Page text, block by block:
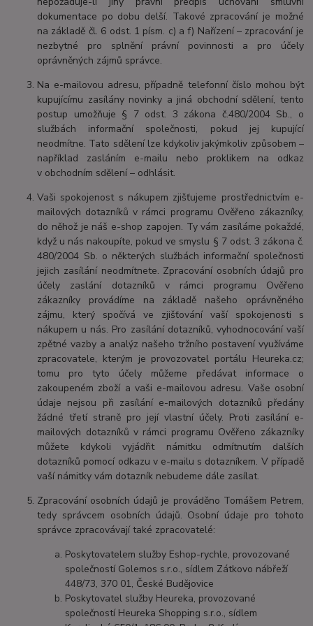
dokumentace po dobu delší. Takové zpracování je možné
na základě čl. 6 odst. 1 písm. c) a f) Nařízení – zpracování je
nezbytné pro splnění právní povinnosti a pro účely
oprávněných zájmů správce.
Na e-mailovou adresu, případně telefonní číslo mohou být
kupujícímu zasílány novinky a jiná obchodní sdělení, tento
postup umožňuje § 7 odst. 3 zákona č.480/2004 Sb., o
službách informační společnosti, pokud jej kupující
neodmítne. Tato sdělení lze kdykoliv jakýmkoliv způsobem –
například zasláním e-mailu nebo proklikem na odkaz
v obchodním sdělení – odhlásit.
Vaši spokojenost s nákupem zjišťujeme prostřednictvím e-
mailových dotazníků v rámci programu Ověřeno zákazníky,
do něhož je náš e-shop zapojen. Ty vám zasíláme pokaždé,
když u nás nakoupíte, pokud ve smyslu § 7 odst. 3 zákona č.
480/2004 Sb. o některých službách informační společnosti
jejich zasílání neodmítnete. Zpracování osobních údajů pro
účely zaslání dotazníků v rámci programu Ověřeno
zákazníky provádíme na základě našeho oprávněného
zájmu, který spočívá ve zjišťování vaší spokojenosti s
nákupem u nás. Pro zasílání dotazníků, vyhodnocování vaší
zpětné vazby a analýz našeho tržního postavení využíváme
zpracovatele, kterým je provozovatel portálu Heureka.cz;
tomu pro tyto účely můžeme předávat informace o
zakoupeném zboží a vaši e-mailovou adresu. Vaše osobní
údaje nejsou při zasílání e-mailových dotazníků předány
žádné třetí straně pro její vlastní účely. Proti zasílání e-
mailových dotazníků v rámci programu Ověřeno zákazníky
můžete kdykoli vyjádřit námitku odmítnutím dalších
dotazníků pomocí odkazu v e-mailu s dotazníkem. V případě
vaší námitky vám dotazník nebudeme dále zasílat.
Zpracování osobních údajů je prováděno Tomášem Petrem,
tedy správcem osobních údajů. Osobní údaje pro tohoto
správce zpracovávají také zpracovatelé:
Poskytovatelem služby Eshop-rychle, provozované
společností Golemos s.r.o., sídlem Zátkovo nábřeží
448/73, 370 01, České Budějovice
Poskytovatel služby Heureka, provozované
společností Heureka Shopping s.r.o., sídlem